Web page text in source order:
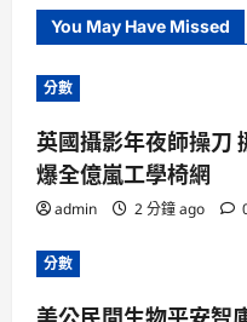
You May Have Missed
分數
英國攝影年夜師操刀
爆全億嵐工學椅網
admin 2 分鐘 ago
分數